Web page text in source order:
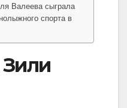
Валеева сыграла
спорта в